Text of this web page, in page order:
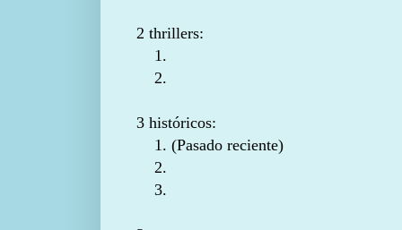
2 thrillers:
1.
2.
3 históricos:
1. (Pasado reciente)
2.
3.